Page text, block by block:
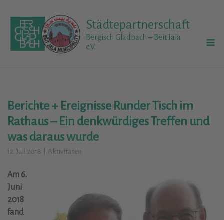
content
Städtepartnerschaft
Bergisch Gladbach – Beit Jala
e.V.
Berichte + Ereignisse Runder Tisch im
Rathaus – Ein denkwürdiges Treffen und
was daraus wurde
12. Juli 2018 Aktivitäten
Am 6.
Juni
2018
fand